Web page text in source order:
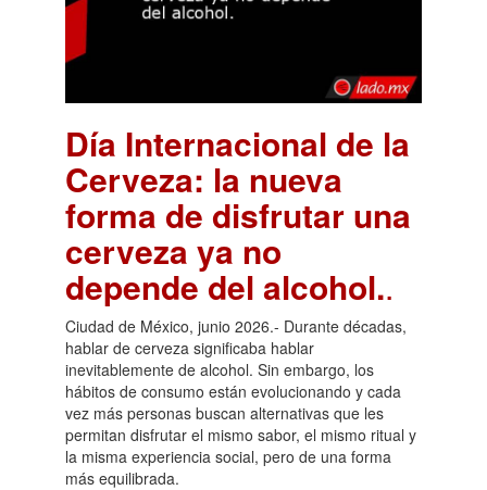
Día Internacional de la
Cerveza: la nueva
forma de disfrutar una
cerveza ya no
depende del alcohol..
Ciudad de México, junio 2026.- Durante décadas,
hablar de cerveza significaba hablar
inevitablemente de alcohol. Sin embargo, los
hábitos de consumo están evolucionando y cada
vez más personas buscan alternativas que les
permitan disfrutar el mismo sabor, el mismo ritual y
la misma experiencia social, pero de una forma
más equilibrada.